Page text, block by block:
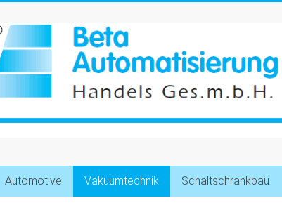
Automotive Vakuumtechnik Schaltschrankbau